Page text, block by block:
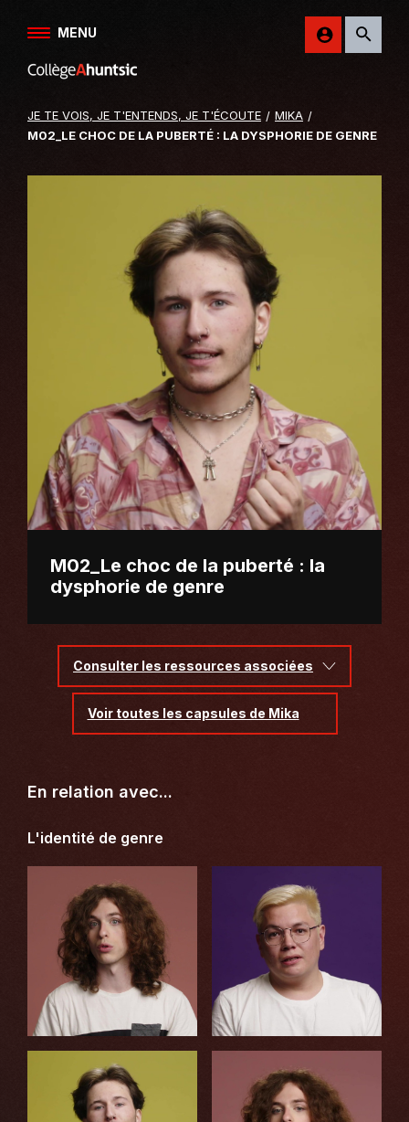
Aller au contenu
MENU
Retour
site
du
Ahuntsic
JE TE VOIS, JE T'ENTENDS, JE T'ÉCOUTE
MIKA
M02_LE CHOC DE LA PUBERTÉ : LA DYSPHORIE DE GENRE
M02_Le choc de la puberté : la
dysphorie de genre
Consulter les ressources associées
Voir toutes les capsules de Mika
En relation avec...
L'identité de genre